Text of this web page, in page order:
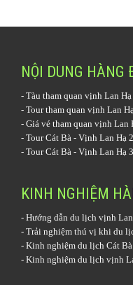
NỘI DUNG HÀNG
- Tàu tham quan vịnh Lan Hạ
- Tour tham quan vịnh Lan
- Giá vé tham quan vịnh Lan
- Tour Cát Bà - Vịnh Lan Hạ
- Tour Cát Bà - Vịnh Lan Hạ
KINH NGHIỆM
- Hướng dẫn du lịch vịnh
- Trải nghiệm thú vị khi du
- Kinh nghiệm du lịch Cát Bà
- Kinh nghiệm du lịch vịnh